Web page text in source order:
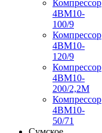
Компрессор
4ВМ10-
100/9
Компрессор
4ВМ10-
120/9
Компрессор
4ВМ10-
200/2,2М
Компрессор
4ВМ10-
50/71